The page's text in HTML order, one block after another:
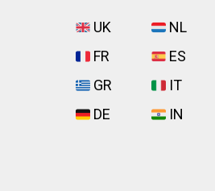
UK
FR
GR
DE
NL
ES
IT
IN